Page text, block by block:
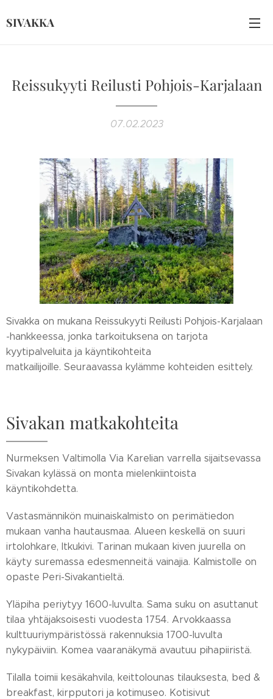
SIVAKKA
Reissukyyti Reilusti Pohjois-Karjalaan
07.02.2023
Sivakka on mukana Reissukyyti Reilusti Pohjois-Karjalaan
-hankkeessa, jonka tarkoituksena on tarjota
kyytipalveluita ja käyntikohteita
matkailijoille. Seuraavassa kylämme kohteiden esittely.
Sivakan matkakohteita
Nurmeksen Valtimolla Via Karelian varrella sijaitsevassa
Sivakan kylässä on monta mielenkiintoista
käyntikohdetta.
Vastasmännikön muinaiskalmisto on perimätiedon
mukaan vanha hautausmaa. Alueen keskellä on suuri
irtolohkare, Itkukivi. Tarinan mukaan kiven juurella on
käyty suremassa edesmenneitä vainajia. Kalmistolle on
opaste Peri-Sivakantieltä.
Yläpiha periytyy 1600-luvulta. Sama suku on asuttanut
tilaa yhtäjaksoisesti vuodesta 1754. Arvokkaassa
kulttuuriympäristössä rakennuksia 1700-luvulta
nykypäiviin. Komea vaaranäkymä avautuu pihapiiristä.
Tilalla toimii kesäkahvila, keittolounas tilauksesta, bed &
breakfast, kirpputori ja kotimuseo. Kotisivut